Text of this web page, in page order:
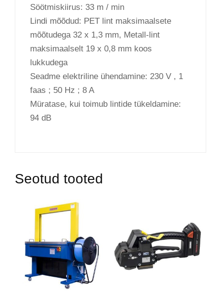
Söötmiskiirus: 33 m / min
Lindi mõõdud: PET lint maksimaalsete
mõõtudega 32 x 1,3 mm, Metall-lint
maksimaalselt 19 x 0,8 mm koos
lukkudega
Seadme elektriline ühendamine: 230 V , 1
faas ; 50 Hz ; 8 A
Müratase, kui toimub lintide tükeldamine:
94 dB
Seotud tooted